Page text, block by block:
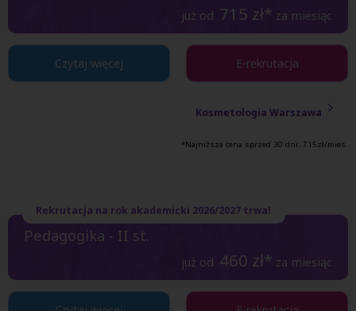
już od 715 zł* za miesiąc
Czytaj więcej E-rekrutacja
Kosmetologia Warszawa
*Najniższa cena sprzed 30 dni: 715zł/mies.
Pedagogika - II st.
już od 460 zł* za miesiąc
Rekrutacja na rok akademicki 2026/2027 trwa!